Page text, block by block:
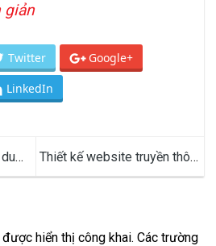
giản
Twitter Google+
LinkedIn
Thiết kế website truyền thông
sự kiện – Mẫu web sự kiện
hiển thị công khai. Các trường